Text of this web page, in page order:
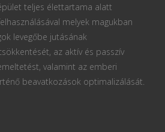
teljes élettartama alatt
melyek magukban
levegőbe jutásának
az aktív és passzív
valamint az emberi
beavatkozások optimalizálását.